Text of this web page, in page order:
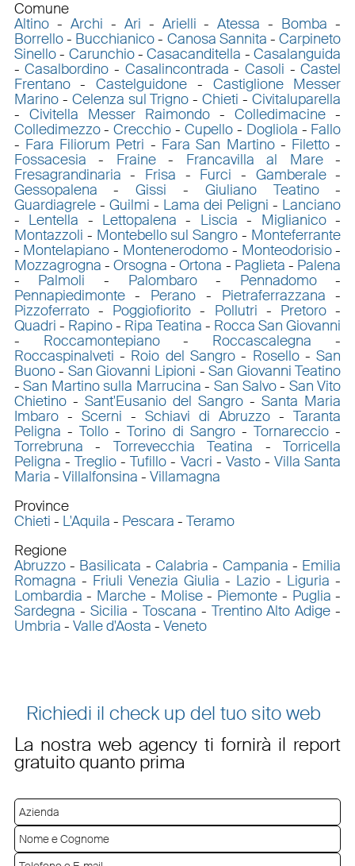
Comune
Altino- Archi - Ari - Arielli -Atessa - Bomba -
Borrello- Bucchianico- Canosa Sannita -Carpineto
Sinello- Carunchio-Casacanditella -Casalanguida
-Casalbordino - Casalincontrada -Casoli -Castel
Frentano-Castelguidone - Castiglione Messer
Marino- Celenza sul Trigno -Chieti -Civitaluparella
- Civitella Messer Raimondo -Colledimacine -
Colledimezzo-Crecchio - Cupello- Dogliola - Fallo
- Fara Filiorum Petri - Fara San Martino- Filetto -
Fossacesia - Fraine- Francavilla al Mare-
Fresagrandinaria - Frisa - Furci - Gamberale-
Gessopalena -Gissi - Giuliano Teatino-
Guardiagrele- Guilmi - Lama dei Peligni - Lanciano
- Lentella - Lettopalena - Liscia - Miglianico-
Montazzoli - Montebello sul Sangro - Monteferrante
- Montelapiano - Montenerodomo- Monteodorisio-
Mozzagrogna -Orsogna -Ortona - Paglieta - Palena
- Palmoli - Palombaro- Pennadomo-
Pennapiedimonte- Perano - Pietraferrazzana -
Pizzoferrato- Poggiofiorito - Pollutri - Pretoro -
Quadri - Rapino- Ripa Teatina - Rocca San Giovanni
- Roccamontepiano- Roccascalegna -
Roccaspinalveti - Roio del Sangro- Rosello-San
Buono- San Giovanni Lipioni -San Giovanni Teatino
-San Martino sulla Marrucina -San Salvo- San Vito
Chietino- Sant'Eusanio del Sangro -Santa Maria
Imbaro- Scerni - Schiavi di Abruzzo -Taranta
Peligna - Tollo-Torino di Sangro-Tornareccio -
Torrebruna - Torrevecchia Teatina -Torricella
Peligna - Treglio-Tufillo - Vacri - Vasto-Villa Santa
Maria - Villalfonsina - Villamagna
Province
Chieti - L'Aquila - Pescara - Teramo
Regione
Abruzzo- Basilicata - Calabria - Campania - Emilia
Romagna - Friuli Venezia Giulia - Lazio - Liguria -
Lombardia - Marche - Molise- Piemonte - Puglia -
Sardegna - Sicilia - Toscana - Trentino Alto Adige -
Umbria - Valle d'Aosta - Veneto
Richiedi il check up del tuo sito web
La nostra web agency ti fornirà il report
gratuito quanto prima